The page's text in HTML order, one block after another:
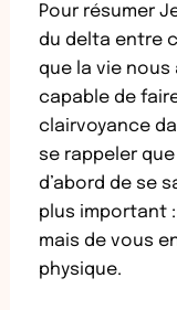
Pour résumer
du delta entre
que la vie nous
capable de
clairvoyance
se rappeler
d’abord de se
plus important
mais de vous
physique.